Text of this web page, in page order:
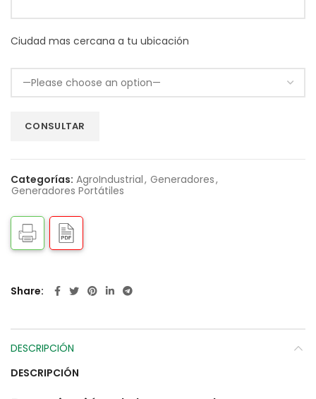
Ciudad mas cercana a tu ubicación
Categorías: AgroIndustrial, Generadores,
Generadores Portátiles
Share
DESCRIPCIÓN
DESCRIPCIÓN